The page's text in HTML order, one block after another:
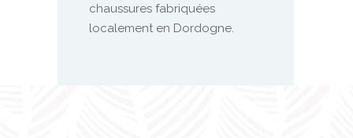
chaussures fabriquées
localement en Dordogne.